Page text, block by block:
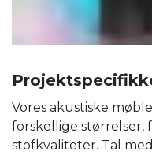
Vores akustiske
forskellige størrelser,
stofkvaliteter. Tal